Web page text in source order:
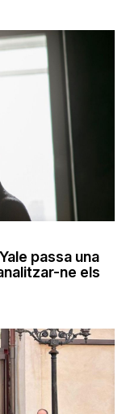
passa una
ne els